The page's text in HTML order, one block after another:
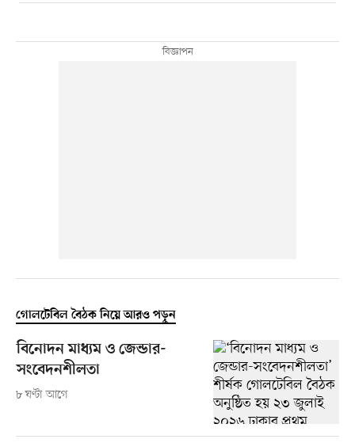
গোলটেবিল বৈঠক নিয়ে আরও পড়ুন
বিনোদন মাধ্যম ও জেন্ডার-
সংবেদনশীলতা
৮ ঘণ্টা আগে